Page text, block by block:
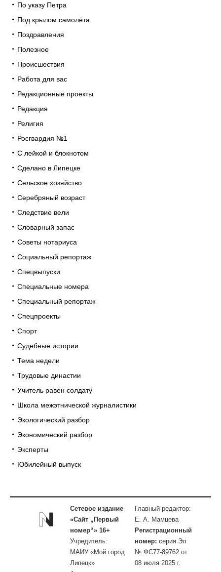
По указу Петра
Под крылом самолёта
Поздравления
Полезное
Происшествия
Работа для вас
Редакционные проекты
Редакция
Религия
Росгвардия №1
С лейкой и блокнотом
Сделано в Липецке
Сельское хозяйство
Серебряный возраст
Следствие вели
Словарный запас
Советы нотариуса
Социальный репортаж
Спецвыпуски
Специальные номера
Специальный репортаж
Спецпроекты
Спорт
Судебные истории
Тема недели
Трудовые династии
Учитель равен солдату
Школа межэтнической журналистики
Экологический разбор
Экономический разбор
Эксперты
Юбилейный выпуск
Сетевое издание
«Сайт „Первый
номер“» 16+
Учредитель:
МАИУ «Мой город
Липецк»
Главный редактор:
Е. А. Мамцева
Регистрационный
номер: серия Эл
№ ФС77-89762 от
08 июля 2025 г.